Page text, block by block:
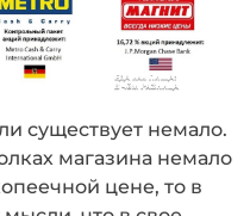
существует немало.
магазина немало
цене, то в